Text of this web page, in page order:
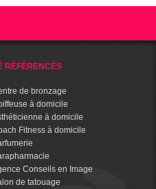
RÉFÉRENCÉS
de bronzage
à domicile
à domicile
Fitness à domicile
Conseils en Image
de tatouage